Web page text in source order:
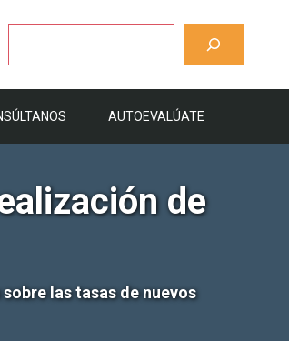
AUTOEVALÚATE
de
las tasas de nuevos